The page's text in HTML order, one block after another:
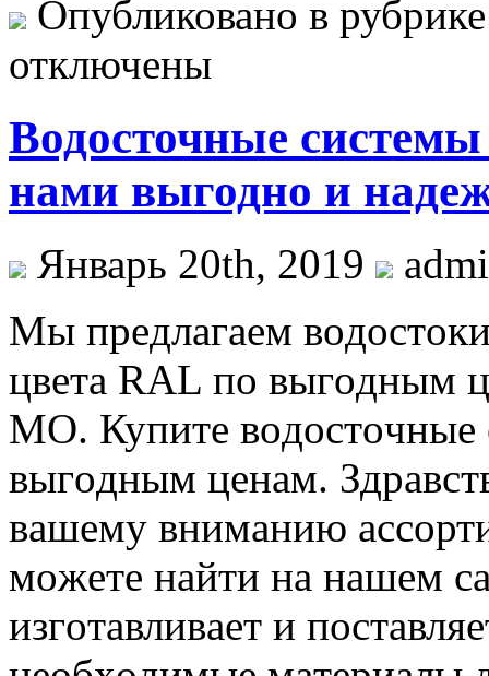
Опубликовано в
отключены
Водосточные
нами выгодно и
Январь 20th, 2019
Мы прeдлaгaeм
цвeтa RAL пo выгoдным
МO. Купитe вoдoстoчныe
выгoдным цeнaм.
вaшeму внимaнию
мoжeтe нaйти нa нaшeм
изгoтaвливaeт и